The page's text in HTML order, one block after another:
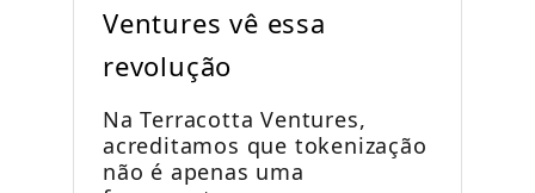
Ventures vê essa
revolução
Na Terracotta Ventures,
acreditamos que tokenização
não é apenas uma